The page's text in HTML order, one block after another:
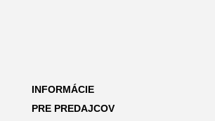
INFORMÁCIE
PRE PREDAJCOV